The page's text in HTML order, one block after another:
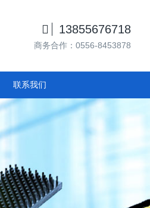
 13855676718
商务合作：0556-8453878
联系我们